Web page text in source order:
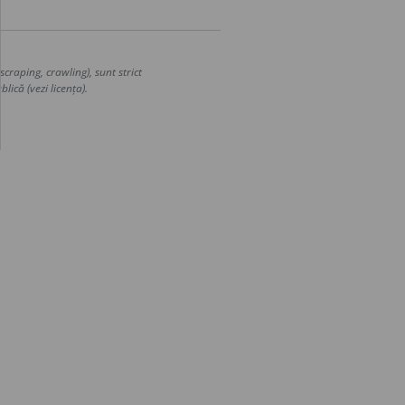
crawling), sunt strict
(vezi licența).